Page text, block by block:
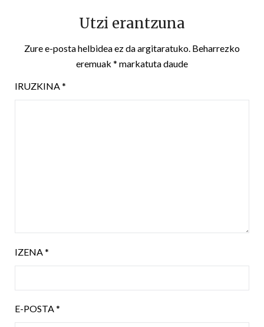
Utzi erantzuna
Zure e-posta helbidea ez da argitaratuko. Beharrezko
eremuak * markatuta daude
IRUZKINA *
IZENA *
E-POSTA *